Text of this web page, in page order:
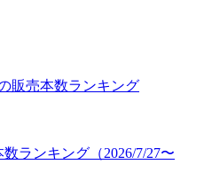
数ランキング（2026/7/27〜